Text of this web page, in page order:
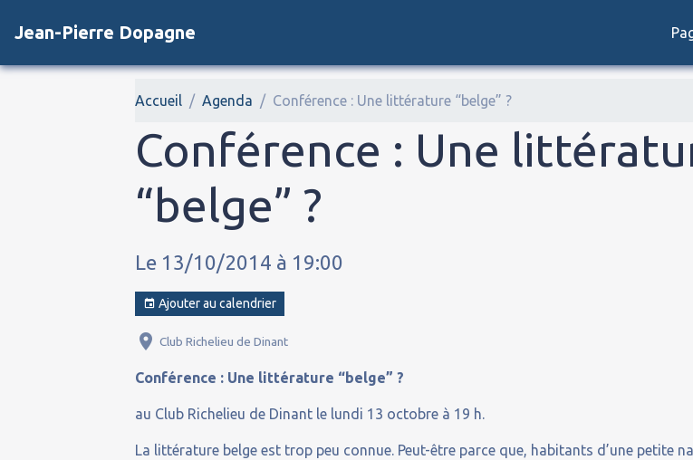
Jean-Pierre Dopagne
Accueil Agenda Conférence : Une littérature “belge” ?
Conférence : Une
“belge” ?
Le 13/10/2014 à 19:00
Ajouter au calendrier
Club Richelieu de Dinant
Conférence : Une littérature “belge” ?
au Club Richelieu de Dinant le lundi 13 octobre à 19 h.
La littérature belge est trop peu connue. Peut-être parce que, habitants d’une petite